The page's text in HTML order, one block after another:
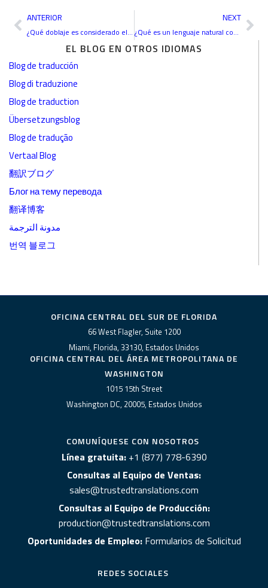
EL BLOG EN OTROS IDIOMAS
Blog de traducción
Blog di traduzione
Blog de traduction
Übersetzungsblog
Blog de tradução
Vertaal Blog
翻訳ブログ
Блог на тему перевода
翻译博客
مدونة الترجمة
번역 블로그
AntANTERIOR
¿Qué doblaje es considerado el mejor de la historia?
NEXT
¿Qué es un lenguaje natural controlado?
OFICINA CENTRAL DEL SUR DE FLORIDA
66 West Flagler, Suite 1200
Miami, Florida, 33130, Estados Unidos
OFICINA CENTRAL DEL ÁREA METROPOLITANA DE
WASHINGTON
1015 15th Street
Washington DC, 20005, Estados Unidos
COMUNÍQUESE CON NOSOTROS
Línea gratuita: +1 (877) 778-6390
Consultas al Equipo de Ventas:
sales@trustedtranslations.com
Consultas al Equipo de Producción:
production@trustedtranslations.com
Oportunidades de Empleo: Formularios de Solicitud
REDES SOCIALES